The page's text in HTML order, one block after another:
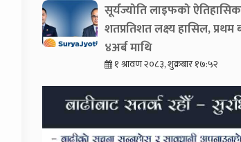
सूर्यज्योति लाइफको
शतप्रतिशत लक्ष्य हासिल,
४अर्ब माथि
१ श्रावण २०८३, शुक्रबार १७:५२